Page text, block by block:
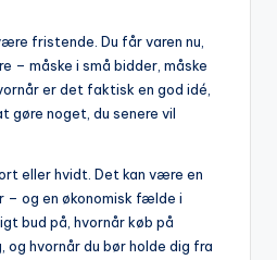
fristende. Du får varen nu,
– måske i små bidder, måske
er det faktisk en god idé,
gøre noget, du senere vil
eller hvidt. Det kan være en
og en økonomisk fælde i
bud på, hvornår køb på
og hvornår du bør holde dig fra